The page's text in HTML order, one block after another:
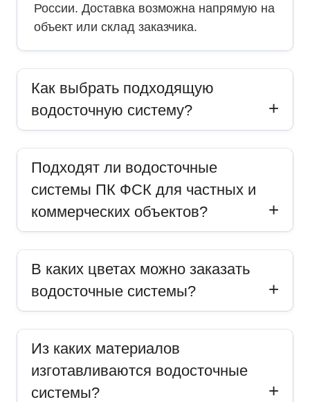
России. Доставка возможна напрямую на
объект или склад заказчика.
Как выбрать подходящую
водосточную систему?
Подходят ли водосточные
системы ПК ФСК для частных и
коммерческих объектов?
В каких цветах можно заказать
водосточные системы?
Из каких материалов
изготавливаются водосточные
системы?